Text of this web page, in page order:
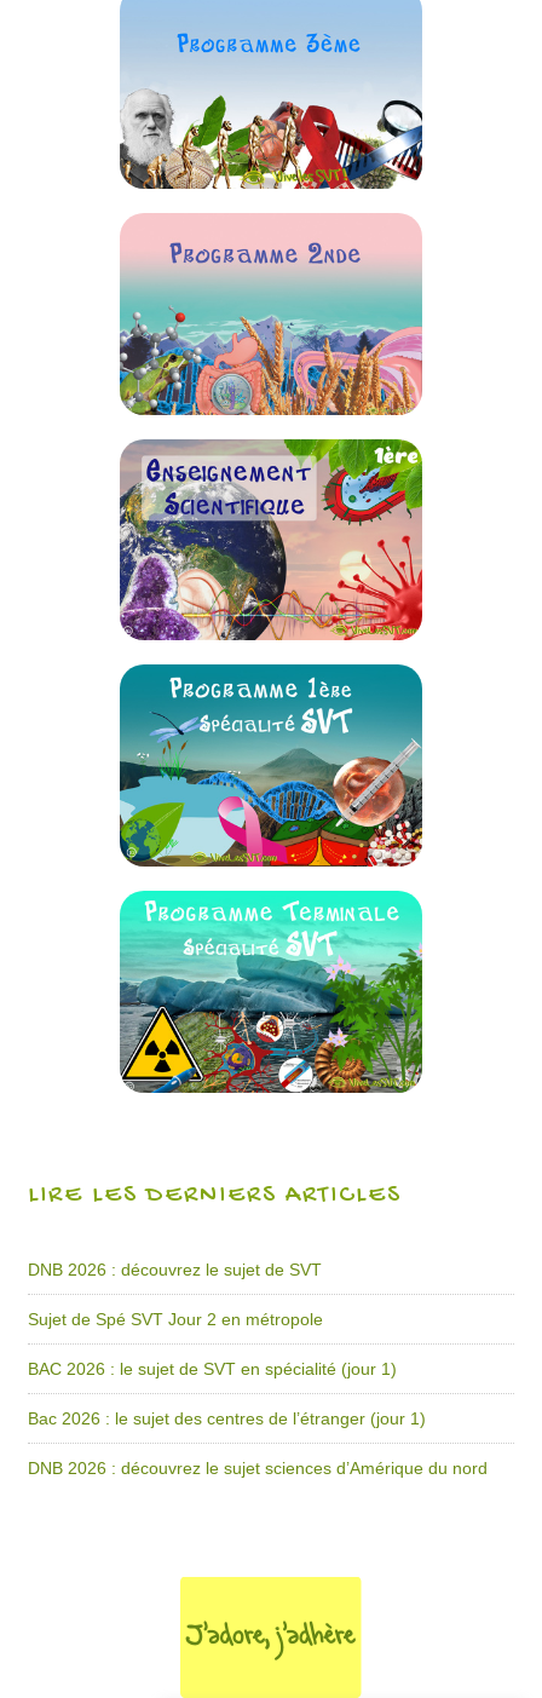
LIRE LES DERNIERS ARTICLES
DNB 2026 : découvrez le sujet de SVT
Sujet de Spé SVT Jour 2 en métropole
BAC 2026 : le sujet de SVT en spécialité (jour 1)
Bac 2026 : le sujet des centres de l’étranger (jour 1)
DNB 2026 : découvrez le sujet sciences d’Amérique du nord